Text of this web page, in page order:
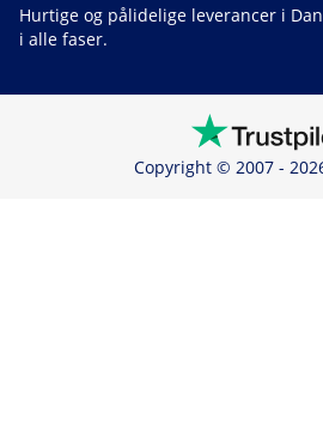
Hurtige og pålidelige leverancer i
i alle faser.
Copyright © 2007 -